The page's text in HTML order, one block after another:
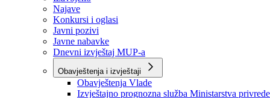
Aktuelno
Sve vijesti
Izdvojeno
Najave
Konkursi i oglasi
Javni pozivi
Javne nabavke
Dnevni izvještaj MUP-a